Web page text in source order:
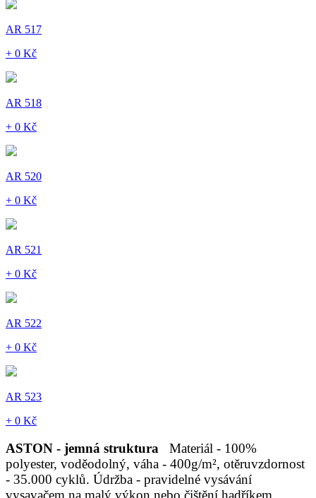
AR 517
+ 0 Kč
AR 518
+ 0 Kč
AR 520
+ 0 Kč
AR 521
+ 0 Kč
AR 522
+ 0 Kč
AR 523
+ 0 Kč
ASTON - jemná struktura
Materiál - 100%
polyester, voděodolný, váha - 400g/m², otěruvzdornost
- 35.000 cyklů. Údržba - pravidelné vysávání
vysavačem na malý výkon nebo čištění hadříkem